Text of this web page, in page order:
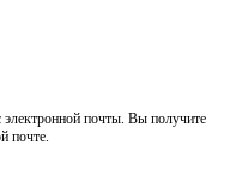
электронной почты. Вы получите
почте.